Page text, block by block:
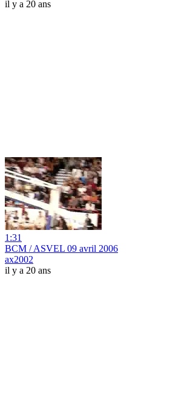
il y a 20 ans
1:31
BCM / ASVEL 09 avril 2006
ax2002
il y a 20 ans